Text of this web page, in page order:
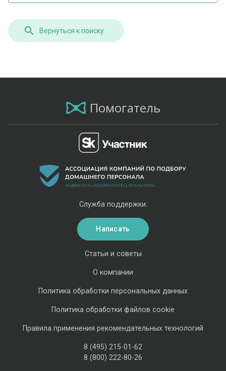
Вернуться к поиску
Помогатель
Статьи и советы
О компании
Политика обработки персональных данных
Политика обработки файлов cookie
Правила применения рекомендательных технологий
8 (495) 215-01-62
8 (800) 222-80-26
Служба поддержки:
Написать